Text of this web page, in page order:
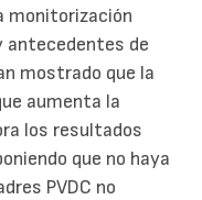
monitorización
de
mostrado que la
aumenta la
los resultados
que no haya
PVDC no